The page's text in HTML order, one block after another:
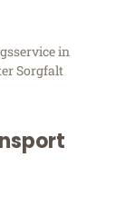
in
Sorgfalt